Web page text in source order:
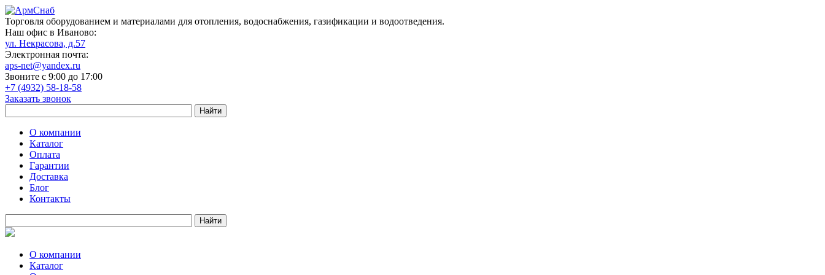
Торговля оборудованием и материалами для отопления, водоснабжения, газификации и водоотведения.
Наш офис в Иваново:
ул. Некрасова, д.57
Электронная почта:
aps-net@yandex.ru
Звоните с 9:00 до 17:00
+7 (4932) 58-18-58
Заказать звонок
О компании
Каталог
Оплата
Гарантии
Доставка
Блог
Контакты
О компании
Каталог